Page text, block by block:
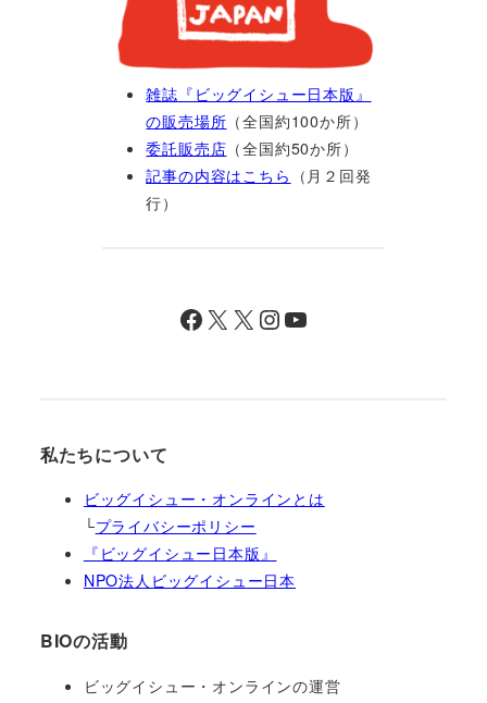
雑誌『ビッグイシュー日本版』
の販売場所 （全国約100か所）
委託販売店 （全国約50か所）
記事の内容はこちら （月２回発
行）
Facebook X X InstagramYouTube
私たちについて
ビッグイシュー・オンラインとは
└プライバシーポリシー
『ビッグイシュー日本版』
NPO法人ビッグイシュー日本
BIOの活動
ビッグイシュー・オンラインの運営